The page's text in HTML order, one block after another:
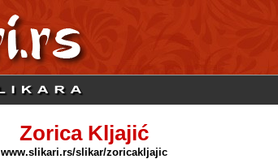
Zorica Kljajić
www.slikari.rs/slikar/zoricakljajic